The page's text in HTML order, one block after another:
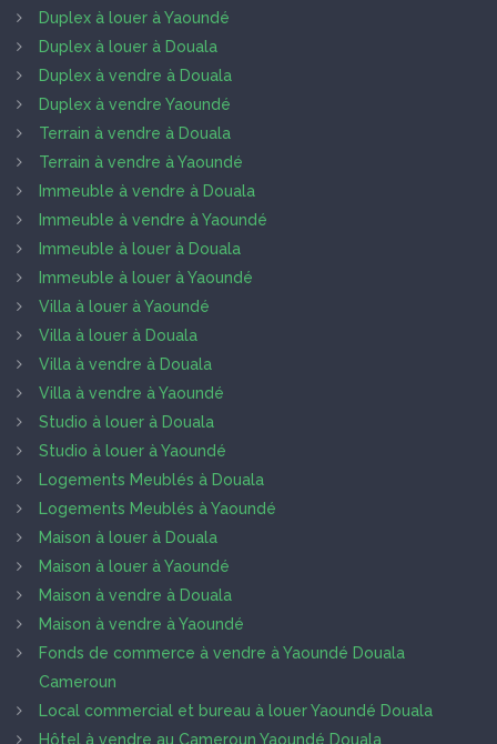
Duplex à louer à Yaoundé
Duplex à louer à Douala
Duplex à vendre à Douala
Duplex à vendre Yaoundé
Terrain à vendre à Douala
Terrain à vendre à Yaoundé
Immeuble à vendre à Douala
Immeuble à vendre à Yaoundé
Immeuble à louer à Douala
Immeuble à louer à Yaoundé
Villa à louer à Yaoundé
Villa à louer à Douala
Villa à vendre à Douala
Villa à vendre à Yaoundé
Studio à louer à Douala
Studio à louer à Yaoundé
Logements Meublés à Douala
Logements Meublés à Yaoundé
Maison à louer à Douala
Maison à louer à Yaoundé
Maison à vendre à Douala
Maison à vendre à Yaoundé
Fonds de commerce à vendre à Yaoundé Douala
Cameroun
Local commercial et bureau à louer Yaoundé Douala
Hôtel à vendre au Cameroun Yaoundé Douala